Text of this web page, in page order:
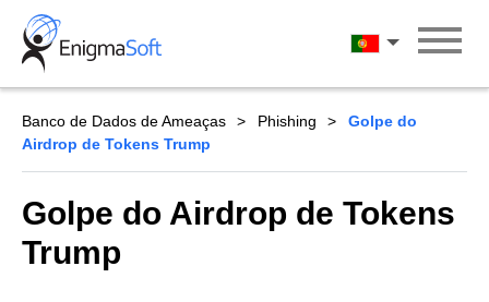
Skip
content
Português
Banco de Dados de Ameaças Phishing
Golpe do
Airdrop de Tokens Trump
Golpe do Airdrop de Tokens
Trump